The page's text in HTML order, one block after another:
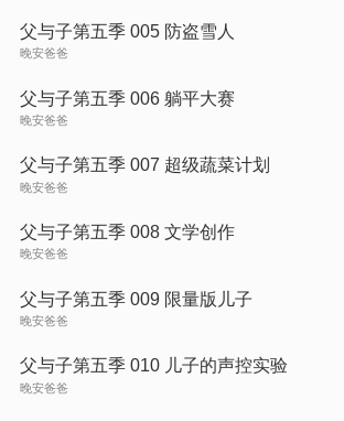
父与子第五季 005 防盗雪人
晚安爸爸
父与子第五季 006 躺平大赛
晚安爸爸
父与子第五季 007 超级蔬菜计划
晚安爸爸
父与子第五季 008 文学创作
晚安爸爸
父与子第五季 009 限量版儿子
晚安爸爸
父与子第五季 010 儿子的声控实验
晚安爸爸